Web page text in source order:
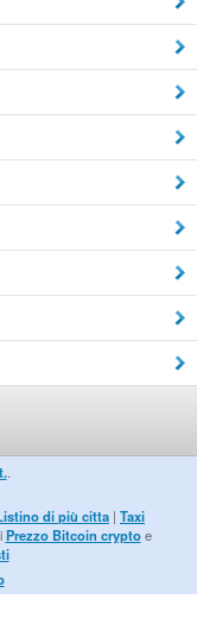
.
di più citta | Taxi
Prezzo Bitcoin cryptoe